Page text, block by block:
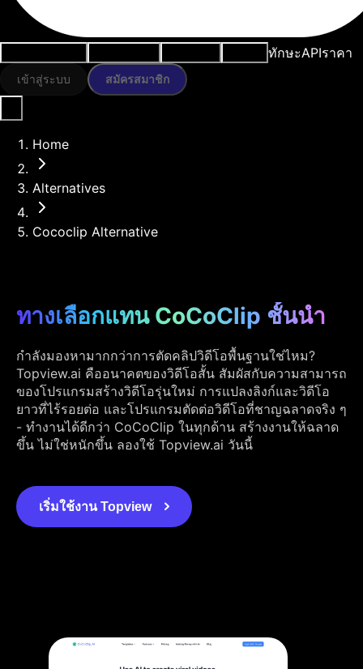
ทักษะAPIราคา
เข้าสู่ระบบ สมัครสมาชิก
Home
Alternatives
Cococlip Alternative
ทางเลือกแทน CoCoClip ชั้นนำ
กำลังมองหามากกว่าการตัดคลิปวิดีโอพื้นฐานใช่ไหม?
Topview.ai คืออนาคตของวิดีโอสั้น สัมผัสกับความสามารถ
ของโปรแกรมสร้างวิดีโอรุ่นใหม่ การแปลงลิงก์และวิดีโอ
ยาวที่ไร้รอยต่อ และโปรแกรมตัดต่อวิดีโอที่ชาญฉลาดจริง ๆ
- ทำงานได้ดีกว่า CoCoClip ในทุกด้าน สร้างงานให้ฉลาด
ขึ้น ไม่ใช่หนักขึ้น ลองใช้ Topview.ai วันนี้
เริ่มใช้งาน Topview